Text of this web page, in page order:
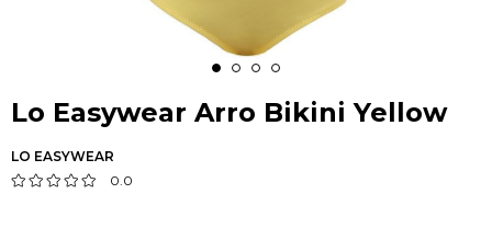
Lo Easywear Arro Bikini Yellow
LO EASYWEAR
0.0